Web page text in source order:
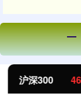
北证50